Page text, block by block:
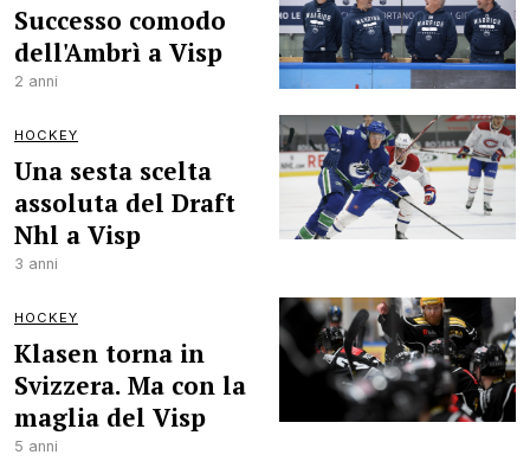
Successo comodo
dell'Ambrì a Visp
2 anni
HOCKEY
Una sesta scelta
assoluta del Draft
Nhl a Visp
3 anni
HOCKEY
Klasen torna in
Svizzera. Ma con la
maglia del Visp
5 anni